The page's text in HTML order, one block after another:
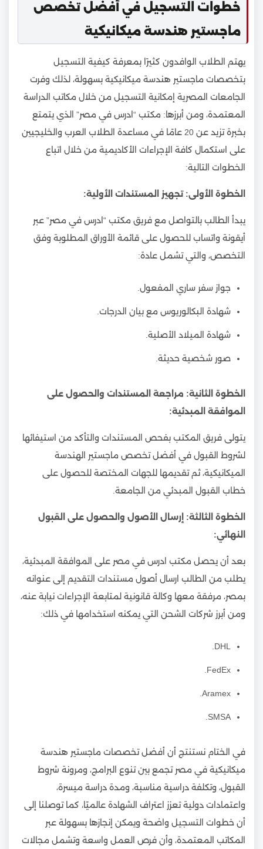
خطوات التسجيل في أفضل تخصص
ماجستير هندسة ميكانيكية
يهتم الطلاب الوافدون كثيرًا بمعرفة كيفية التسجيل
بتخصصات ماجستير هندسة ميكانيكية بسهولة، لذلك وفرت
الجامعات المصرية إمكانية التسجيل من خلال مكاتب الدراسة
المعتمدة، ومن أبرزها: مكتب “ادرس في مصر” الذي يتمتع
بخبرة تزيد عن 20 عامًا في مساعدة الطلاب العرب والخليجيين
على استكمال كافة الإجراءات الأكاديمية من خلال اتباع
الخطوات التالية:
الخطوة الأولى: تجهيز المستندات الأولية:
يبدأ الطالب بالتواصل مع فريق مكتب “ادرس في مصر” عبر
أيقونة واتساب للحصول على قائمة الأوراق المطلوبة وفق
التخصص، والتي تشمل عادة:
جواز سفر ساري المفعول.
شهادة البكالوريوس مع بيان الدرجات.
شهادة الميلاد الأصلية.
صور شخصية حديثة.
الخطوة الثانية: مراجعة المستندات والحصول على
الموافقة المبدئية:
يتولى فريق المكتب بفحص المستندات والتأكد من استيفائها
لشروط القبول في أفضل تخصص ماجستير الهندسة
الميكانيكية، ثم تقديمها للجهات المختصة للحصول على
خطاب القبول المبدئي من الجامعة.
الخطوة الثالثة: إرسال الأصول والحصول على القبول
النهائي:
بعد أن يحصل مكتب ادرس في مصر على الموافقة المبدئية،
يطلب من الطالب ارسال أصول مستندات التقديم إلى عنوانه
بمصر، مرفقة معها وكالة قانونية لمتابعة الإجراءات نيابة عنه،
ومن أبرز شركات الشحن التي يمكنه استخدامها في ذلك:
DHL.
FedEx.
Aramex.
SMSA.
في الختام نستنتج أن أفضل تخصصات ماجستير هندسة
ميكانيكية في مصر تجمع بين تنوع البرامج، ومرونة شروط
القبول، وتكلفة دراسية مناسبة، ومدة دراسة ميسرة،
واعتمادات دولية تعزز اعتراف الشهادة عالميًا، كما توصلنا إلى
أن خطوات التسجيل واضحة ويمكن إنجازها بسهولة عبر
المكاتب المعتمدة، وأن فرص العمل واسعة وتشمل مجالات